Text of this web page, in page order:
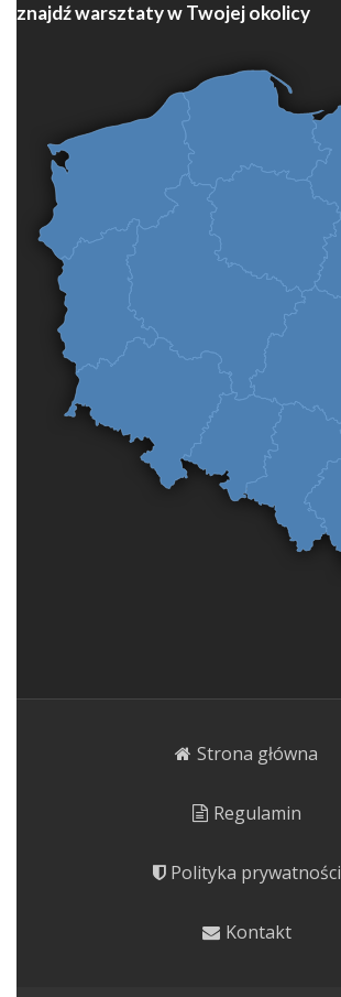
znajdź warsztaty w Twojej okolicy
Strona główna
Regulamin
Polityka prywatności
Kontakt